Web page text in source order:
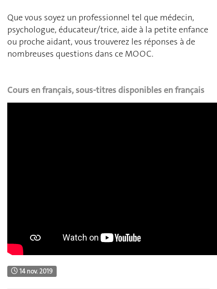
Que vous soyez un professionnel tel que médecin,
psychologue, éducateur/trice, aide à la petite enfance
ou proche aidant, vous trouverez les réponses à de
nombreuses questions dans ce MOOC.
Cours en français, sous-titres disponibles en français
14 nov. 2019